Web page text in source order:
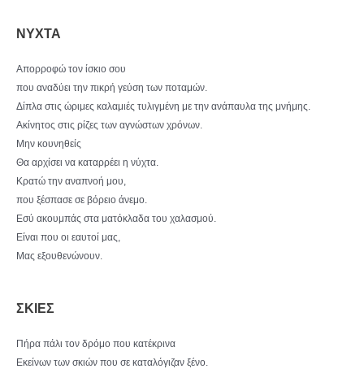
ΝΥΧΤΑ
Απορροφώ τον ίσκιο σου
που αναδύει την πικρή γεύση των ποταμών.
Δίπλα στις ώριμες καλαμιές τυλιγμένη με την ανάπαυλα της μνήμης.
Ακίνητος στις ρίζες των αγνώστων χρόνων.
Μην κουνηθείς
Θα αρχίσει να καταρρέει η νύχτα.
Κρατώ την αναπνοή μου,
που ξέσπασε σε βόρειο άνεμο.
Εσύ ακουμπάς στα ματόκλαδα του χαλασμού.
Είναι που οι εαυτοί μας,
Μας εξουθενώνουν.
ΣΚΙΕΣ
Πήρα πάλι τον δρόμο που κατέκρινα
Εκείνων των σκιών που σε καταλόγιζαν ξένο.